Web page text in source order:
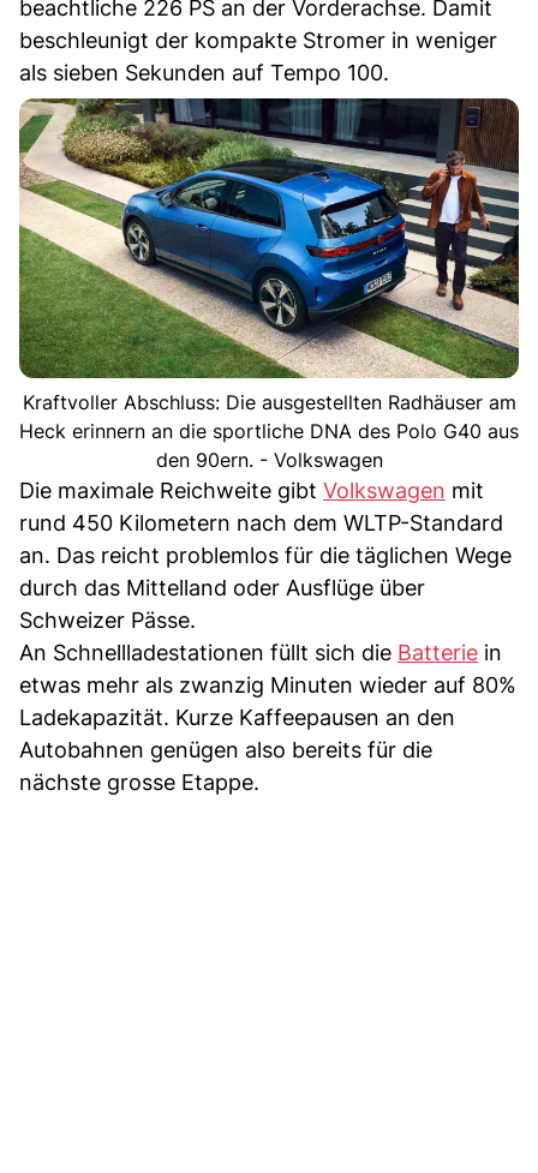
beachtliche 226 PS an der Vorderachse. Damit
beschleunigt der kompakte Stromer in weniger
als sieben Sekunden auf Tempo 100.
Kraftvoller Abschluss: Die ausgestellten Radhäuser am
Heck erinnern an die sportliche DNA des Polo G40 aus
den 90ern. - Volkswagen
Die maximale Reichweite gibt Volkswagen mit
rund 450 Kilometern nach dem WLTP-Standard
an. Das reicht problemlos für die täglichen Wege
durch das Mittelland oder Ausflüge über
Schweizer Pässe.
An Schnellladestationen füllt sich die Batterie in
etwas mehr als zwanzig Minuten wieder auf 80%
Ladekapazität. Kurze Kaffeepausen an den
Autobahnen genügen also bereits für die
nächste grosse Etappe.